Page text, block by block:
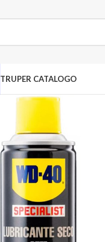
TRUPER CATALOGO